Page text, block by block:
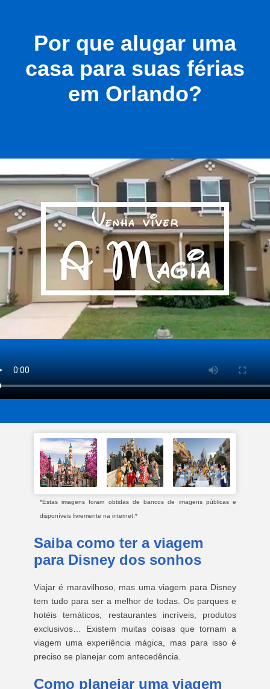
Por que alugar uma
casa para suas férias
em Orlando?
*Estas imagens foram obtidas de bancos de imagens públicas e
disponíveis livremente na internet.*
Saiba como ter a viagem
para Disney dos sonhos
Viajar é maravilhoso, mas uma viagem para Disney
tem tudo para ser a melhor de todas. Os parques e
hotéis temáticos, restaurantes incríveis, produtos
exclusivos… Existem muitas coisas que tornam a
viagem uma experiência mágica, mas para isso é
preciso se planejar com antecedência.
Como planejar uma viagem